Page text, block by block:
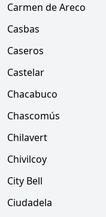
Carmen de Areco
Casbas
Caseros
Castelar
Chacabuco
Chascomús
Chilavert
Chivilcoy
City Bell
Ciudadela